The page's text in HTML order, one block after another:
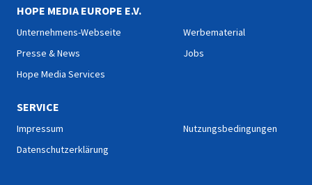
HOPE MEDIA EUROPE E.V.
Unternehmens-Webseite
Presse & News
Hope Media Services
Werbematerial
Jobs
SERVICE
Impressum
Datenschutzerklärung
Nutzungsbedingungen